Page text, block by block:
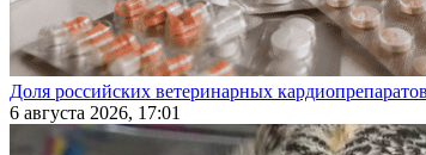
Доля российских ветеринарных
6 августа 2026, 17:01